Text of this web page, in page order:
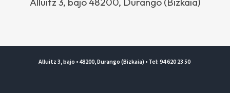
Alluitz 3, bajo • 48200, Durango (Bizkaia) • Tel: 94 620 23 50